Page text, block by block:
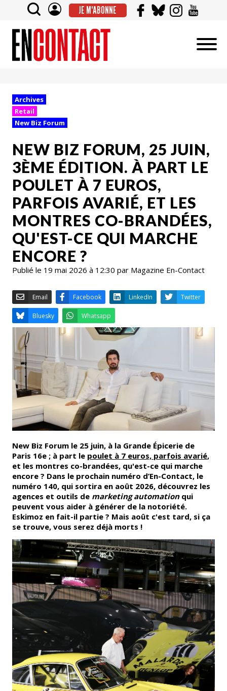
JE M'ABONNE
Archives
Retail
New Biz Forum
NEW BIZ FORUM, 25 JUIN,
3ÈME ÉDITION. À PART LE
POULET À 7 EUROS,
PARFOIS AVARIÉ, ET LES
MONTRES CO-BRANDÉES,
QU'EST-CE QUI MARCHE
ENCORE ?
Publié le 19 mai 2026 à 12:30 par Magazine En-Contact
Email Facebook LinkedIn
Bluesky Whatsapp
New Biz Forum le 25 juin, à la Grande Épicerie de
Paris 16e ; à part le poulet à 7 euros, parfois avarié,
et les montres co-brandées, qu'est-ce qui marche
encore ? Dans le prochain numéro d’En-Contact, le
numéro 140, qui sortira en août 2026, découvrez les
agences et outils de marketing automationqui
peuvent vous aider à générer de la notoriété.
Eskimoz en fait-il partie ? Mais août c'est tard, si ça
se trouve, vous serez déjà morts !